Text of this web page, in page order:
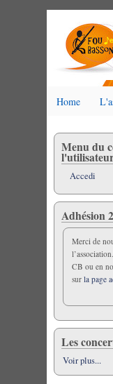
Home
Menu du
Accedi
Adhésion
Merci de
CB ou en
surla page
Les
Voir plus...